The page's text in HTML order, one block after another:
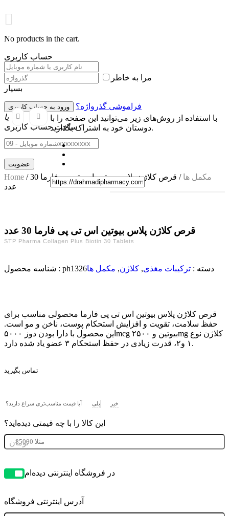
No products in the cart.
حساب کاربری
مرا به خاطر
بسپار
فراموشی گذرواژه؟
یا
ساخت حساب کاربری
Home / مکمل ها
/ قرص کلاژن پلاس بیوتین اس تی پی فارما 30
عدد
با استفاده از روش‌های زیر می‌توانید این صفحه را با
دوستان خود به اشتراک بگذارید.
قرص کلاژن پلاس بیوتین اس تی پی فارما 30 عدد
STP Pharma Collagen Plus Biotin 30 Tablets
شناسه محصول : ph1326 دسته : ترکیبات مغذی, کلاژن, مکمل ها
قرص کلاژن پلاس بیوتین اس تی پی فارما محصولی مناسب برای
حفظ سلامت، تقویت و افزایش استحکام پوست، ناخن و مو است.
این محصول با دارا بودن دوز ۵۰۰۰mcg بیوتین و ۲۵۰۰mg کلاژن نوع
۱ و۲، قدرت زیادی در حفظ استحکام ۳ عضو یاد شده دارد.
تماس بگیرید
آیا قیمت مناسب‌تری سراغ دارید؟ بلی خیر
این کالا را با چه قیمتی دیده‌اید؟
تومان
در فروشگاه اینترنتی دیده‌ام
آدرس اینترنتی فروشگاه